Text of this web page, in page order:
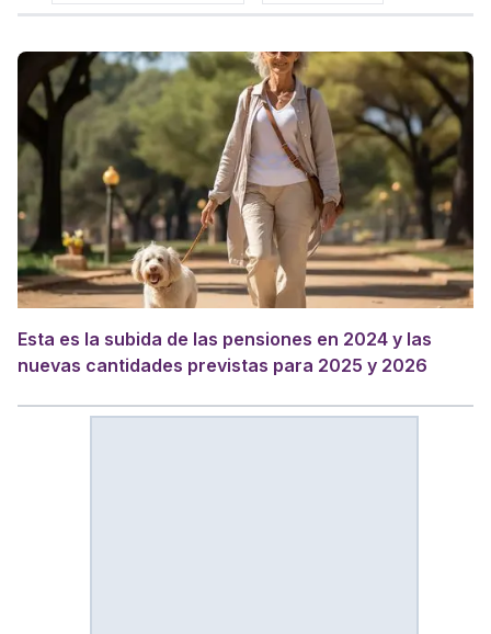
Esta es la subida de las pensiones en 2024 y las
nuevas cantidades previstas para 2025 y 2026